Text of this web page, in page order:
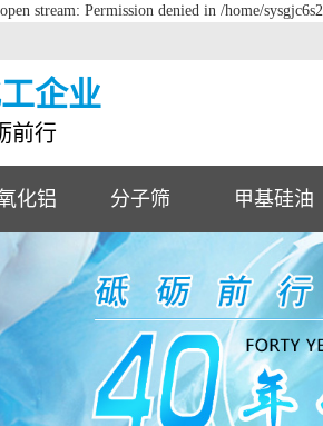
stream: Permission denied in /home/
企业
前行
化铝 分子筛 甲基硅油